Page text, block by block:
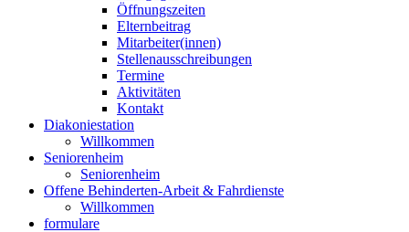
Öffnungszeiten
Elternbeitrag
Mitarbeiter(innen)
Stellenausschreibungen
Termine
Aktivitäten
Kontakt
Diakoniestation
Willkommen
Seniorenheim
Seniorenheim
Offene Behinderten-Arbeit & Fahrdienste
Willkommen
formulare